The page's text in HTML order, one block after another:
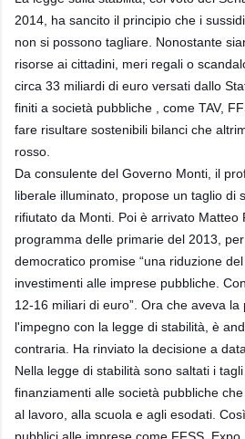
2014, ha sancito il principio che i
non si possono tagliare. Nonostante
risorse ai cittadini, meri regali o
circa 33 miliardi di euro versati dallo
finiti a società pubbliche , come TAV,
fare risultare sostenibili bilanci che
rosso.
Da consulente del Governo Monti, il
liberale illuminato, propose un taglio di
rifiutato da Monti. Poi è arrivato Matteo
programma delle primarie del 2013,
democratico promise “una riduzione
investimenti alle imprese pubbliche.
12-16 miliari di euro”. Ora che aveva
l'impegno con la legge di stabilità, è
contraria. Ha rinviato la decisione a
Nella legge di stabilità sono saltati i
finanziamenti alle società pubbliche
al lavoro, alla scuola e agli esodati.